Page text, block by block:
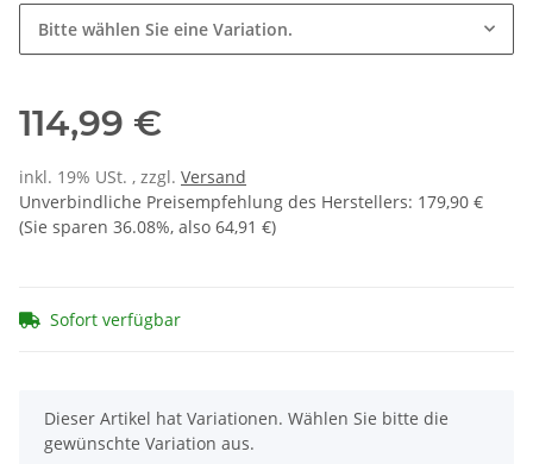
Bitte wählen Sie eine Variation.
114,99 €
inkl. 19% USt. , zzgl. Versand
Unverbindliche Preisempfehlung des Herstellers: 179,90 €
(Sie sparen 36.08%, also 64,91 €)
Sofort verfügbar
x
Dieser Artikel hat Variationen. Wählen Sie bitte die
gewünschte Variation aus.